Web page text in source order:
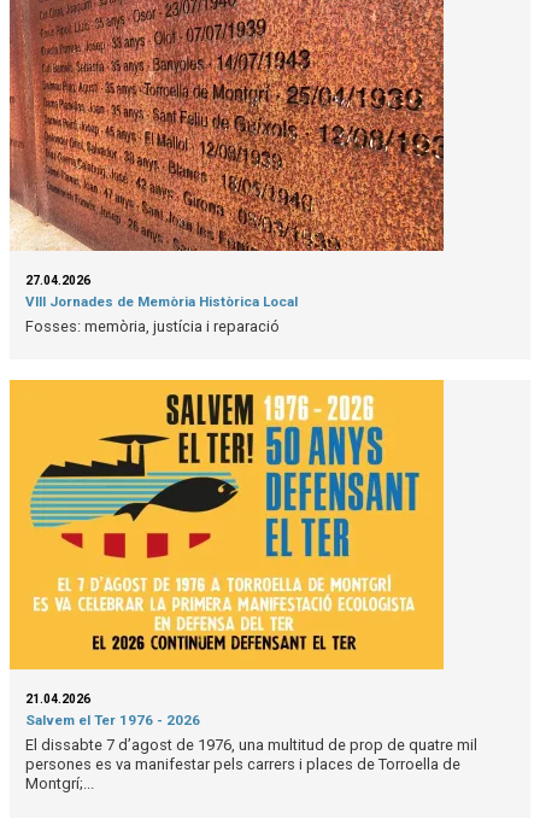
27.04.2026
VIII Jornades de Memòria Històrica Local
Fosses: memòria, justícia i reparació
21.04.2026
Salvem el Ter 1976 - 2026
El dissabte 7 d’agost de 1976, una multitud de prop de quatre mil
persones es va manifestar pels carrers i places de Torroella de
Montgrí;...